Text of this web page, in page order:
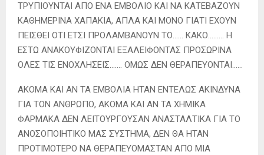
ΤΡΥΠΙΟΥΝΤΑΙ ΑΠΟ ΕΝΑ ΕΜΒΟΛΙΟ ΚΑΙ ΝΑ ΚΑΤΕΒΑΖΟΥΝ
ΚΑΘΗΜΕΡΙΝΑ ΧΑΠΑΚΙΑ, ΑΠΛΑ ΚΑΙ ΜΟΝΟ ΓΙΑΤΙ ΕΧΟΥΝ
ΠΕΙΣΘΕΙ ΟΤΙ ΕΤΣΙ ΠΡΟΛΑΜΒΑΝΟΥΝ ΤΟ…… ΚΑΚΟ……… Η
ΕΣΤΩ ΑΝΑΚΟΥΦΙΖΟΝΤΑΙ ΕΞΑΛΕΙΦΟΝΤΑΣ ΠΡΟΣΩΡΙΝΑ
ΟΛΕΣ ΤΙΣ ΕΝΟΧΛΗΣΕΙΣ……. ΟΜΩΣ ΔΕΝ ΘΕΡΑΠΕΥΟΝΤΑΙ……
ΑΚΟΜΑ ΚΑΙ ΑΝ ΤΑ ΕΜΒΟΛΙΑ ΗΤΑΝ ΕΝΤΕΛΩΣ ΑΚΙΝΔΥΝΑ
ΓΙΑ ΤΟΝ ΑΝΘΡΩΠΟ, ΑΚΟΜΑ ΚΑΙ ΑΝ ΤΑ ΧΗΜΙΚΑ
ΦΑΡΜΑΚΑ ΔΕΝ ΛΕΙΤΟΥΡΓΟΥΣΑΝ ΑΝΑΣΤΑΛΤΙΚΑ ΓΙΑ ΤΟ
ΑΝΟΣΟΠΟΙΗΤΙΚΟ ΜΑΣ ΣΥΣΤΗΜΑ, ΔΕΝ ΘΑ ΗΤΑΝ
ΠΡΟΤΙΜΟΤΕΡΟ ΝΑ ΘΕΡΑΠΕΥΟΜΑΣΤΑΝ ΑΠΟ ΜΙΑ